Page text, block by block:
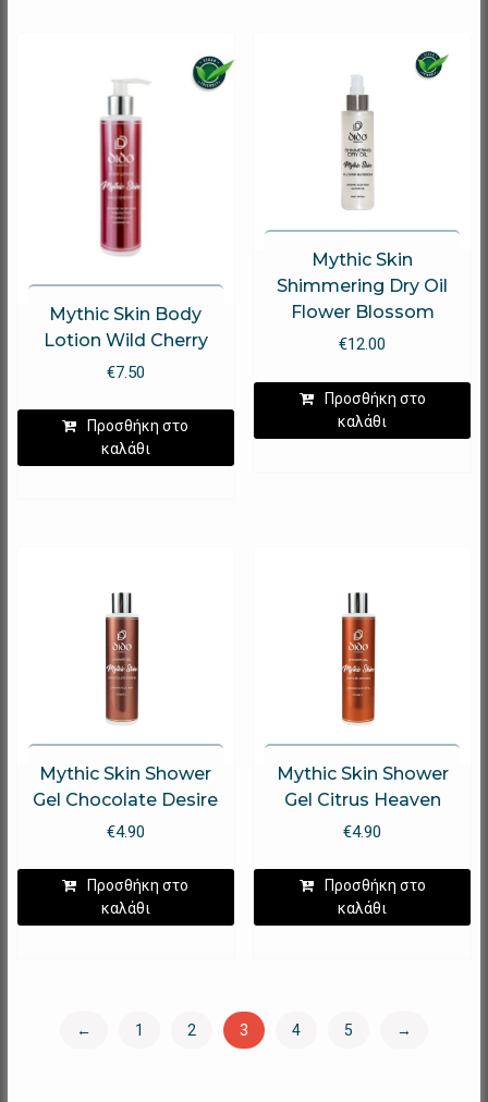
Mythic Skin Body
Lotion Wild Cherry
€7.50
Προσθήκη στο
καλάθι
Mythic Skin
Shimmering Dry Oil
Flower Blossom
€12.00
Προσθήκη στο
καλάθι
Mythic Skin Shower
Gel Chocolate Desire
€4.90
Προσθήκη στο
καλάθι
Mythic Skin Shower
Gel Citrus Heaven
€4.90
Προσθήκη στο
καλάθι
← 1 2 3 4 5 →